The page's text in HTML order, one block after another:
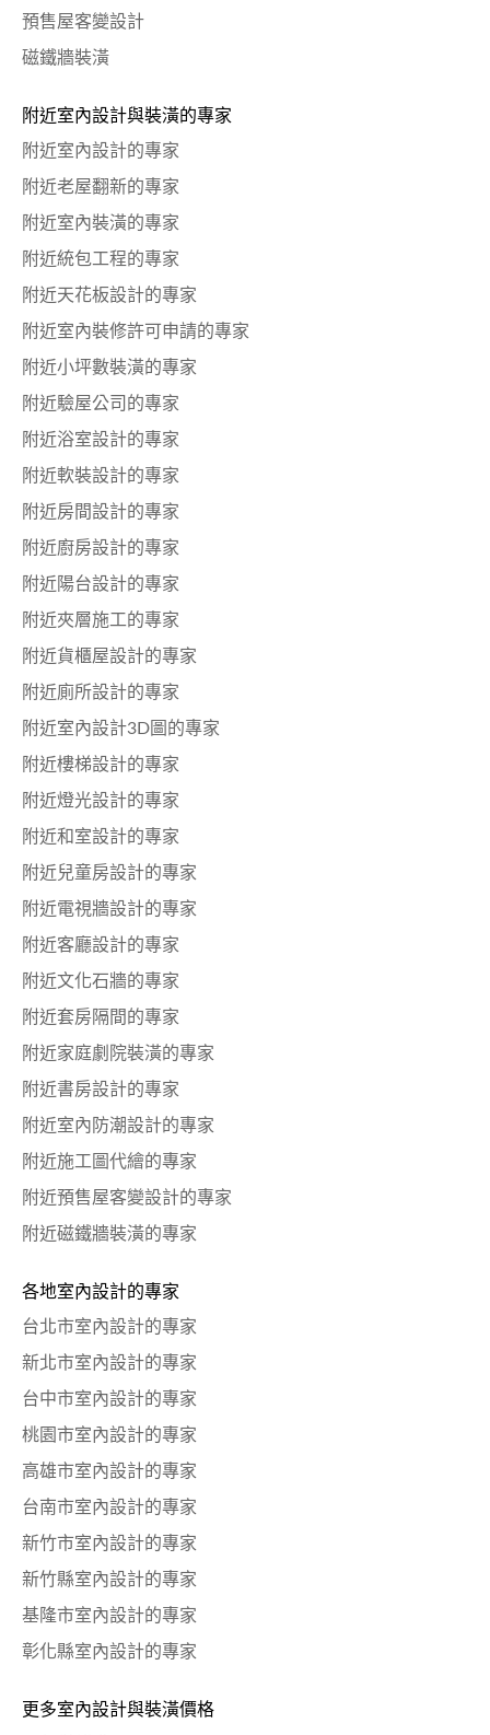
預售屋客變設計
磁鐵牆裝潢
附近室內設計與裝潢的專家
附近室內設計的專家
附近老屋翻新的專家
附近室內裝潢的專家
附近統包工程的專家
附近天花板設計的專家
附近室內裝修許可申請的專家
附近小坪數裝潢的專家
附近驗屋公司的專家
附近浴室設計的專家
附近軟裝設計的專家
附近房間設計的專家
附近廚房設計的專家
附近陽台設計的專家
附近夾層施工的專家
附近貨櫃屋設計的專家
附近廁所設計的專家
附近室內設計3D圖的專家
附近樓梯設計的專家
附近燈光設計的專家
附近和室設計的專家
附近兒童房設計的專家
附近電視牆設計的專家
附近客廳設計的專家
附近文化石牆的專家
附近套房隔間的專家
附近家庭劇院裝潢的專家
附近書房設計的專家
附近室內防潮設計的專家
附近施工圖代繪的專家
附近預售屋客變設計的專家
附近磁鐵牆裝潢的專家
各地室內設計的專家
台北市室內設計的專家
新北市室內設計的專家
台中市室內設計的專家
桃園市室內設計的專家
高雄市室內設計的專家
台南市室內設計的專家
新竹市室內設計的專家
新竹縣室內設計的專家
基隆市室內設計的專家
彰化縣室內設計的專家
更多室內設計與裝潢價格